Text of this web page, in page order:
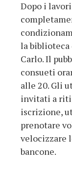
Dopo i
la biblioteca
Carlo. Il
consueti
alle 20. Gli
invitati a
iscrizione,
prenotare
velocizzare
bancone.